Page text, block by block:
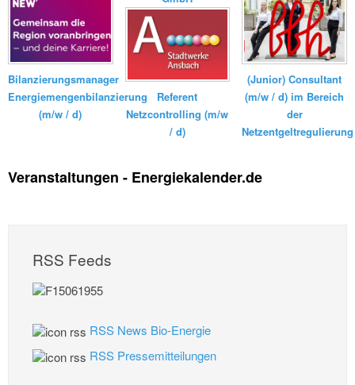
Bilanzierungsmanager
Energiemengenbilanzierung
(m/w / d)
Referent
Netzcontrolling (m/w
/ d)
(Junior) Consultant
(m/w / d) im Bereich
der
Netzentgeltregulierung
Veranstaltungen - Energiekalender.de
RSS Feeds
RSS News Bio-Energie
RSS Pressemitteilungen